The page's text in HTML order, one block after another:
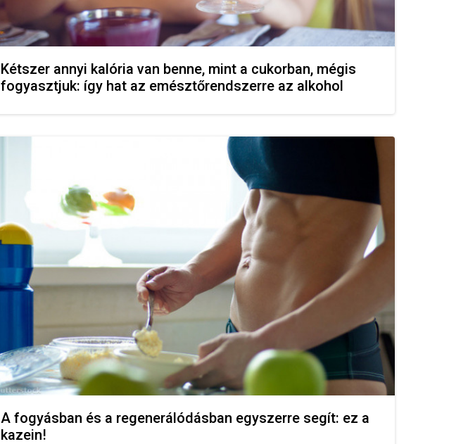
Kétszer annyi kalória van benne, mint a cukorban, mégis
fogyasztjuk: így hat az emésztőrendszerre az alkohol
A fogyásban és a regenerálódásban egyszerre segít: ez a
kazein!